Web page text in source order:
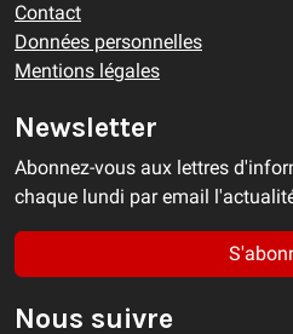
Contact
Données personnelles
Mentions légales
Newsletter
Abonnez-vous aux lettres
chaque lundi par email
Nous suivre